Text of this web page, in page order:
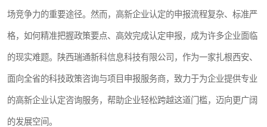
场竞争力的重要途径。然而，高新企业认定的申报流程复杂、标准严
格，如何精准把握政策要点、高效完成认定申报，成为许多企业面临
的现实难题。陕西瑞通新科信息科技有限公司，作为一家扎根西安、
面向全省的科技政策咨询与项目申报服务商，致力于为企业提供专业
的高新企业认定咨询服务，帮助企业轻松跨越这道门槛，迈向更广阔
的发展空间。